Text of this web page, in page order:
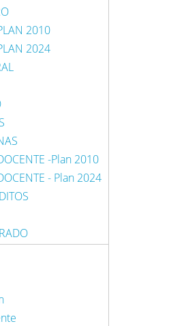
2010
2024
-Plan 2010
- Plan 2024